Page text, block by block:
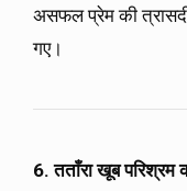
असफल प्रेम की
गए।
6. तताँरा खूब परिश्रम